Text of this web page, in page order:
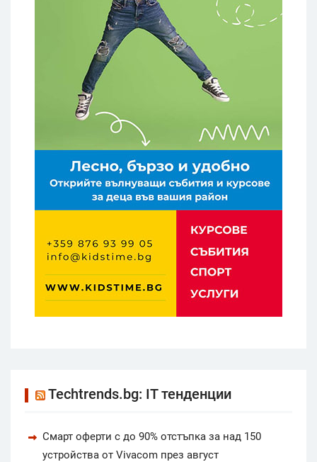
Techtrends.bg: IT тенденции
Смарт оферти с до 90% отстъпка за над 150
устройства от Vivacom през август